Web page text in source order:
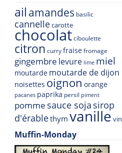
ail amandes basilic
cannellecarotte
chocolat ciboulette
citron curryfraisefromage
gingembre levure lime miel
moutarde moutarde de dijon
noisettes oignon orange
pacanes paprika persil piment
pomme sauce soja sirop
d'érablethym vanille vin
Muffin-Monday